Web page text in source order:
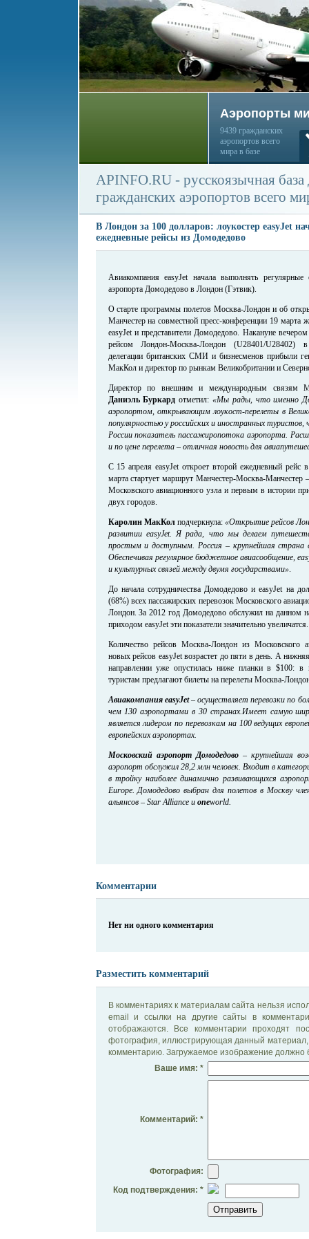
Аэропорты
9439 гражданских
аэропортов всего
мира в базе
APINFO.RU - русскоязычная
гражданских аэропортов всего
В Лондон за 100 долларов: лоукостер easyJet
ежедневные рейсы из Домодедово
Авиакомпания easyJet начала выполнять
аэропорта Домодедово в Лондон (Гэтвик).
О старте программы полетов Москва-Лондон и об
Манчестер на совместной пресс-конференции 19 марта
easyJet и представители Домодедово. Накануне
рейсом Лондон-Москва-Лондон (U28401/U28402) в
делегации британских СМИ и бизнесменов прибыли
МакКол и директор по рынкам Великобритании и
Директор по внешним и международным связям
Даниэль Буркард отметил: «Мы рады, что именно
аэропортом, открывающим лоукост-перелеты в
популярностью у российских и иностранных
России показатель пассажиропотока аэропорта.
и по цене перелета – отличная новость для
С 15 апреля easyJet откроет второй ежедневный
марта стартует маршрут Манчестер-Москва-Манчестер
Московского авиационного узла и первым в истории
двух городов.
Каролин МакКолподчеркнула: «Открытие рейсов
развитии easyJet. Я рада, что мы делаем
простым и доступным. Россия – крупнейшая страна
Обеспечивая регулярное бюджетное авиасообщение,
и культурных связей между двумя государствами».
До начала сотрудничества Домодедово и easyJet на
(68%) всех пассажирских перевозок Московского
Лондон. За 2012 год Домодедово обслужил на данном
приходом easyJet эти показатели значительно увеличатся.
Количество рейсов Москва-Лондон из Московского
новых рейсов easyJet возрастет до пяти в день. А
направлении уже опустилась ниже планки в $100: в
туристам предлагают билеты на перелеты Москва-
Авиакомпания easyJet–осуществляет перевозки по
чем 130 аэропортами в 30 странах. Имеет самую
является лидером по перевозкам на 100 ведущих
европейских аэропортах.
Московский аэропорт Домодедово– крупнейшая
аэропорт обслужил 28,2 млн человек. Входит в
в тройку наиболее динамично развивающихся
Europe. Домодедово выбран для полетов в Москву
альянсов – Star Alliance и oneworld.
Комментарии
Нет ни одного комментария
Разместить комментарий
В комментариях к материалам сайта нельзя
email и ссылки на другие сайты в
отображаются. Все комментарии проходят
фотография, иллюстрирующая данный материал,
комментарию. Загружаемое изображение должно
Ваше имя: *
Комментарий: *
Фотография:
Код подтверждения: *